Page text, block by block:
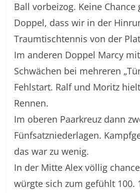
Ball vorbeizog. Keine Chance
Doppel, dass wir in der
Traumtischtennis von der
Im anderen Doppel Marcy
Schwächen bei mehreren
Fehlstart. Ralf und Moritz
Rennen.
Im oberen Paarkreuz dann
Fünfsatzniederlagen.
das war zu wenig.
In der Mitte Alex völlig
würgte sich zum gefühlt 100.